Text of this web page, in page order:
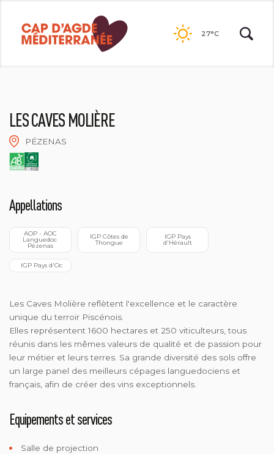
contenu
27°C
LES CAVES MOLIÈRE
PÉZENAS
QUALITÉ HÉRAULT
Appellations
Languedoc
Pézenas Thongue d'Hérault
IGP Pays d'Oc
Les Caves Molière reflètent l'excellence et le caractère
unique du terroir Piscénois.
Elles représentent 1600 hectares et 250 viticulteurs, tous
réunis dans les mêmes valeurs de qualité et de passion pour
leur métier et leurs terres. Sa grande diversité des sols offre
un large panel des meilleurs cépages languedociens et
français, afin de créer des vins exceptionnels.
Equipements et services
Salle de projection